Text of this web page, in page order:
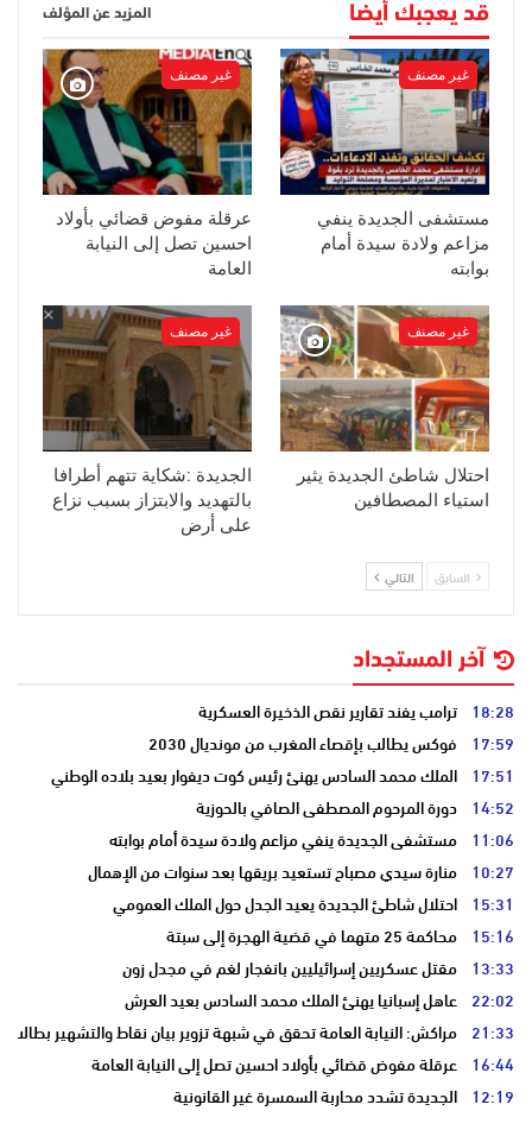
قد يعجبك أيضا المزيد عن المؤلف
غير مصنف
مستشفى الجديدة ينفي
مزاعم ولادة سيدة أمام
بوابته
غير مصنف
عرقلة مفوض قضائي بأولاد
احسين تصل إلى النيابة
العامة
غير مصنف
احتلال شاطئ الجديدة يثير
استياء المصطافين
غير مصنف
الجديدة :شكاية تتهم أطرافا
بالتهديد والابتزاز بسبب نزاع
على أرض
السابق التالي
آخر المستجداد
18:28 ترامب يفند تقارير نقص الذخيرة العسكرية
17:59 فوكس يطالب بإقصاء المغرب من مونديال 2030
17:51 الملك محمد السادس يهنئ رئيس كوت ديفوار بعيد بلاده الوطني
14:52 دورة المرحوم المصطفى الصافي بالحوزية
11:06 مستشفى الجديدة ينفي مزاعم ولادة سيدة أمام بوابته
10:27 منارة سيدي مصباح تستعيد بريقها بعد سنوات من الإهمال
15:31 احتلال شاطئ الجديدة يعيد الجدل حول الملك العمومي
15:16 محاكمة 25 متهما في قضية الهجرة إلى سبتة
13:33 مقتل عسكريين إسرائيليين بانفجار لغم في مجدل زون
22:02 عاهل إسبانيا يهنئ الملك محمد السادس بعيد العرش
21:33 مراكش: النيابة العامة تحقق في شبهة تزوير بيان نقاط والتشهير بطالب
16:44 عرقلة مفوض قضائي بأولاد احسين تصل إلى النيابة العامة
12:19 الجديدة تشدد محاربة السمسرة غير القانونية